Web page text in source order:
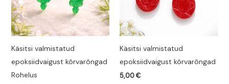
Käsitsi valmistatud
epoksiidvaigust kõrvarõngad
Rohelus
Käsitsi valmistatud
epoksiidvaigust kõrvarõngad
5,00€